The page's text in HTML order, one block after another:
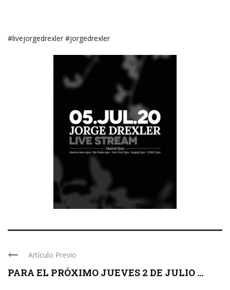
#livejorgedrexler #jorgedrexler
Artículo Previo
PARA EL PRÓXIMO JUEVES 2 DE JULIO ...